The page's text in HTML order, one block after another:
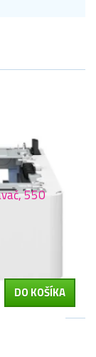
550
DO KOŠÍKA